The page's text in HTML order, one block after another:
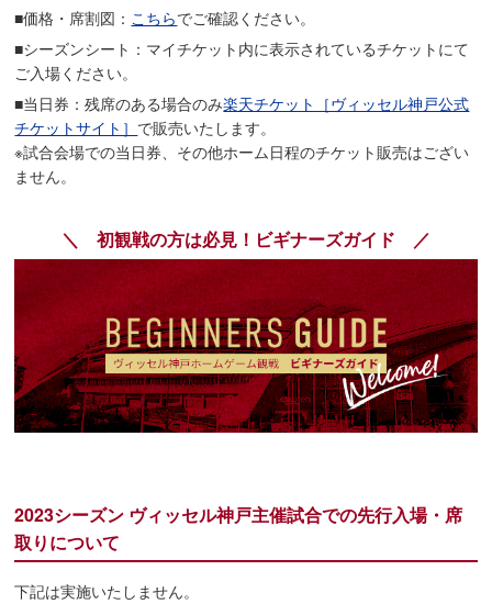
■価格・席割図： こちらでご確認ください。
■シーズンシート：マイチケット内に表示されているチケットにて
ご入場ください。
■当日券：残席のある場合のみ楽天チケット［ヴィッセル神戸公式
チケットサイト］ で販売いたします。
※試合会場での当日券、その他ホーム日程のチケット販売はござい
ません。
＼ 初観戦の方は必見！ビギナーズガイド ／
2023シーズン ヴィッセル神戸主催試合での先行入場・席
取りについて
下記は実施いたしません。